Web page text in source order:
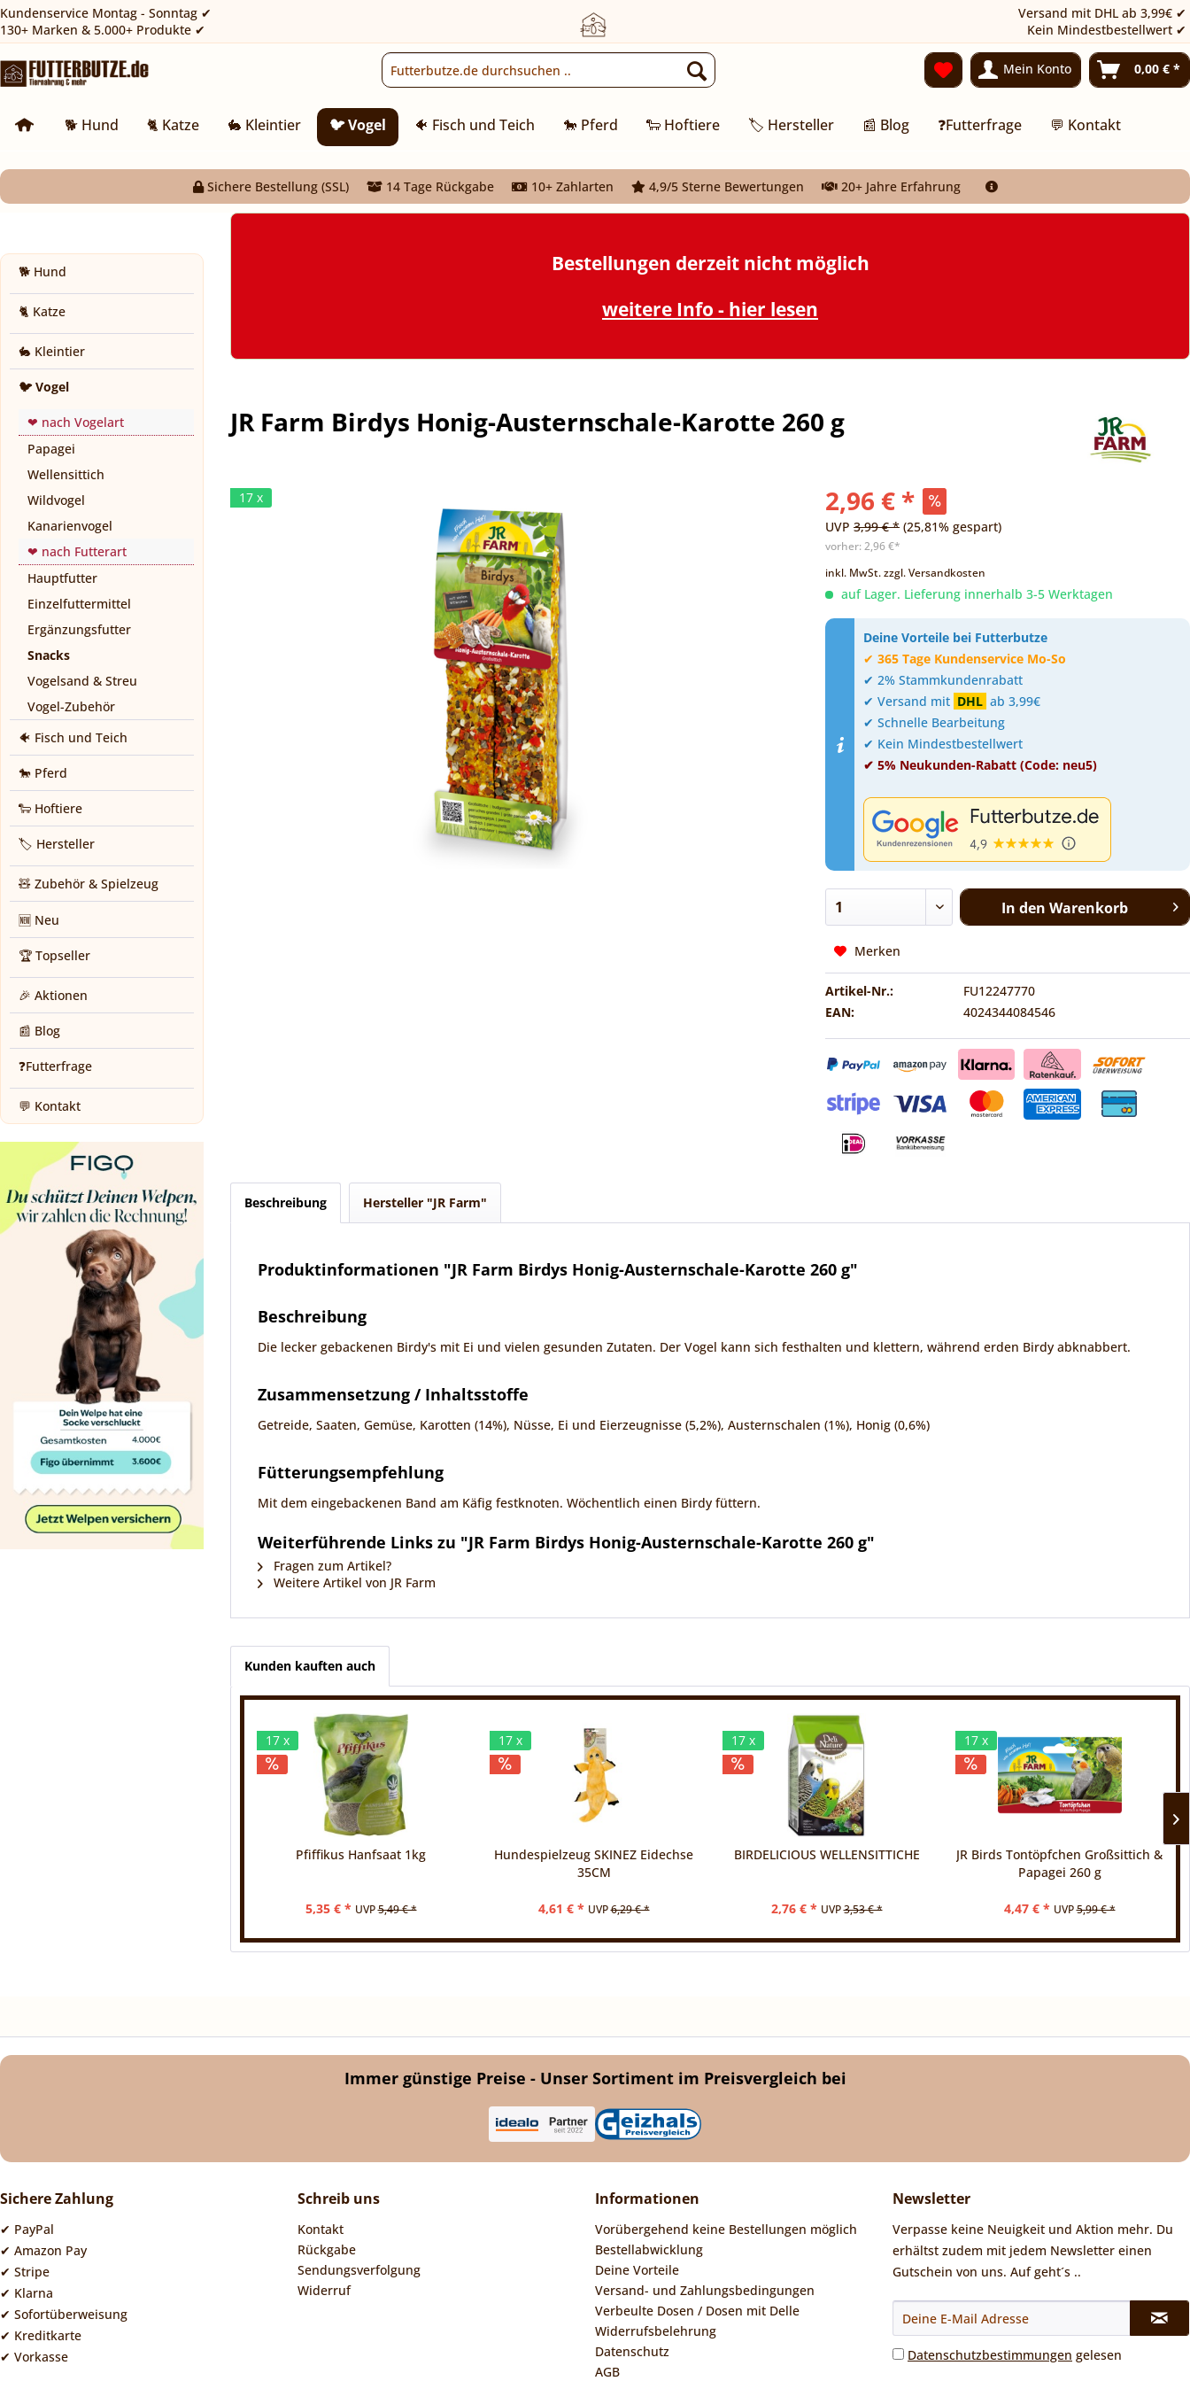
Kundenservice Montag - Sonntag ✔
130+ Marken & 5.000+ Produkte ✔
Versand mit DHL ab 3,99€ ✔
Kein Mindestbestellwert ✔
Mein Konto 0,00 € *
🐕 Hund 🐈 Katze 🐇 Kleintier 🐦 Vogel 🐠 Fisch und Teich 🐎 Pferd 🐑 Hoftiere 🏷️ Hersteller 📰 Blog ❓Futterfrage 💬 Kontakt
Sichere Bestellung (SSL) 14 Tage Rückgabe 10+ Zahlarten 4,9/5 Sterne Bewertungen 20+ Jahre Erfahrung
🐕 Hund
🐈 Katze
🐇 Kleintier
🐦 Vogel
❤ nach Vogelart
Papagei
Wellensittich
Wildvogel
Kanarienvogel
❤ nach Futterart
Hauptfutter
Einzelfuttermittel
Ergänzungsfutter
Snacks
Vogelsand & Streu
Vogel-Zubehör
🐠 Fisch und Teich
🐎 Pferd
🐑 Hoftiere
🏷️ Hersteller
🧸 Zubehör & Spielzeug
🆕 Neu
🏆 Topseller
🎉 Aktionen
📰 Blog
❓Futterfrage
💬 Kontakt
Bestellungen derzeit nicht möglich
weitere Info - hier lesen
JR Farm Birdys Honig-Austernschale-Karotte 260 g
17 x 2,96 € *
UVP3,99 € * (25,81% gespart)
vorher:2,96 €*
inkl. MwSt.zzgl. Versandkosten
auf Lager. Lieferung innerhalb 3-5 Werktagen
Deine Vorteile bei Futterbutze
✔365 Tage Kundenservice Mo-So
✔ 2% Stammkundenrabatt
✔ Versand mit DHL ab 3,99€
✔ Schnelle Bearbeitung
✔ Kein Mindestbestellwert
✔ 5% Neukunden-Rabatt (Code: neu5)
In den Warenkorb
Merken
Artikel-Nr.:
FU12247770
EAN:
4024344084546
Beschreibung Hersteller "JR Farm"
Produktinformationen "JR Farm Birdys Honig-Austernschale-Karotte 260 g"
Beschreibung
Die lecker gebackenen Birdy's mit Ei und vielen gesunden Zutaten. Der Vogel kann sich festhalten und klettern, während erden Birdy abknabbert.
Zusammensetzung / Inhaltsstoffe
Getreide, Saaten, Gemüse, Karotten (14%), Nüsse, Ei und Eierzeugnisse (5,2%), Austernschalen (1%), Honig (0,6%)
Fütterungsempfehlung
Mit dem eingebackenen Band am Käfig festknoten. Wöchentlich einen Birdy füttern.
Weiterführende Links zu "JR Farm Birdys Honig-Austernschale-Karotte 260 g"
Fragen zum Artikel?
Weitere Artikel von JR Farm
Kunden kauften auch
17 x
Pfiffikus Hanfsaat 1kg
5,35 € * UVP5,49 € *
17 x
Hundespielzeug SKINEZ Eidechse
35CM
4,61 € * UVP6,29 € *
17 x
BIRDELICIOUS WELLENSITTICHE
2,76 € * UVP3,53 € *
17 x
JR Birds Tontöpfchen Großsittich &
Papagei 260 g
4,47 € * UVP5,99 € *
Immer günstige Preise - Unser Sortiment im Preisvergleich bei
Sichere Zahlung
✔ PayPal
✔ Amazon Pay
✔ Stripe
✔ Klarna
✔ Sofortüberweisung
✔ Kreditkarte
✔ Vorkasse
Schreib uns
Kontakt
Rückgabe
Sendungsverfolgung
Widerruf
Informationen
Vorübergehend keine Bestellungen möglich
Bestellabwicklung
Deine Vorteile
Versand- und Zahlungsbedingungen
Verbeulte Dosen / Dosen mit Delle
Widerrufsbelehrung
Datenschutz
AGB
Newsletter
Verpasse keine Neuigkeit und Aktion mehr. Du
erhältst zudem mit jedem Newsletter einen
Gutschein von uns. Auf geht´s ..
Datenschutzbestimmungen gelesen